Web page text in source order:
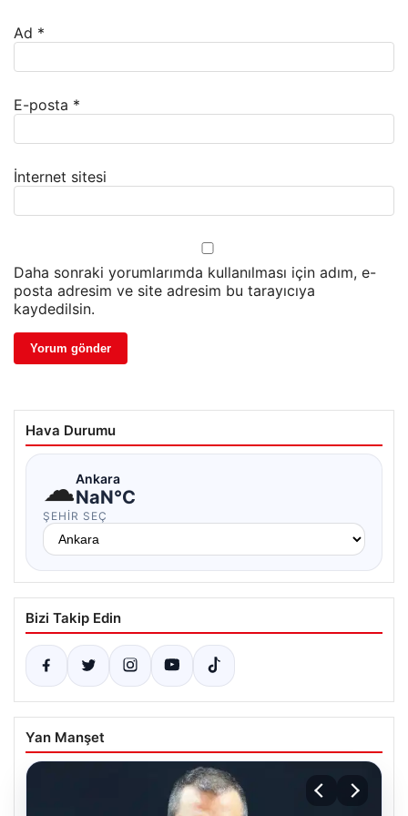
Ad *
E-posta *
İnternet sitesi
Daha sonraki yorumlarımda kullanılması için adım, e-
posta adresim ve site adresim bu tarayıcıya
kaydedilsin.
Hava Durumu
☁Ankara
NaN°C
ŞEHIR SEÇ
Bizi Takip Edin
Yan Manşet